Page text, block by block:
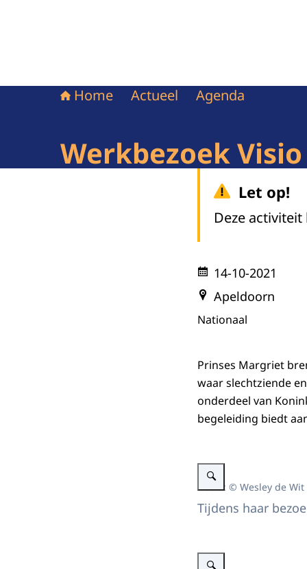
Home Actueel Agenda
Werkbezoek
Let op!
Deze
14-10-2021
Apeldoorn
Nationaal
Prinses Margriet
waar slechtziende
onderdeel van
begeleiding biedt
Vergroot afbeelding
Beeld: © Wesley de Wit
Tijdens haar
Vergroot afbeelding